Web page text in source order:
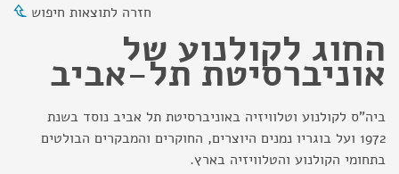
חזרה לתוצאות חיפוש
החוג לקולנוע של
אוניברסיטת תל-אביב
ביה"ס לקולנוע וטלוויזיה באוניברסיטת תל אביב נוסד בשנת
1972 ועל בוגריו נמנים היוצרים, החוקרים והמבקרים הבולטים
בתחומי הקולנוע והטלוויזיה בארץ.